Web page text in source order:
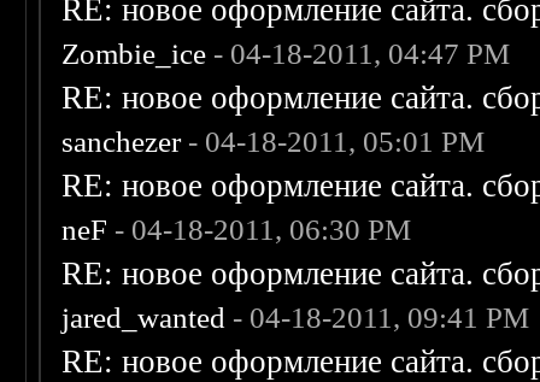
RE: новое оформление сайта.
Zombie_ice - 04-18-2011, 04:47 PM
RE: новое оформление сайта.
sanchezer- 04-18-2011, 05:01 PM
RE: новое оформление сайта.
neF - 04-18-2011, 06:30 PM
RE: новое оформление сайта.
jared_wanted - 04-18-2011, 09:41 PM
RE: новое оформление сайта.